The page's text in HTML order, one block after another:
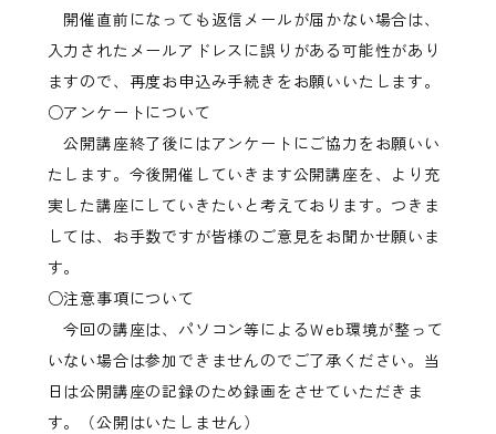
開催直前になっても返信メールが届かない場合は、
入力されたメールアドレスに誤りがある可能性があり
ますので、再度お申込み手続きをお願いいたします。
○アンケートについて
公開講座終了後にはアンケートにご協力をお願いい
たします。今後開催していきます公開講座を、より充
実した講座にしていきたいと考えております。つきま
しては、お手数ですが皆様のご意見をお聞かせ願いま
す。
○注意事項について
今回の講座は、パソコン等によるＷeb環境が整って
いない場合は参加できませんのでご了承ください。当
日は公開講座の記録のため録画をさせていただきま
す。（公開はいたしません）